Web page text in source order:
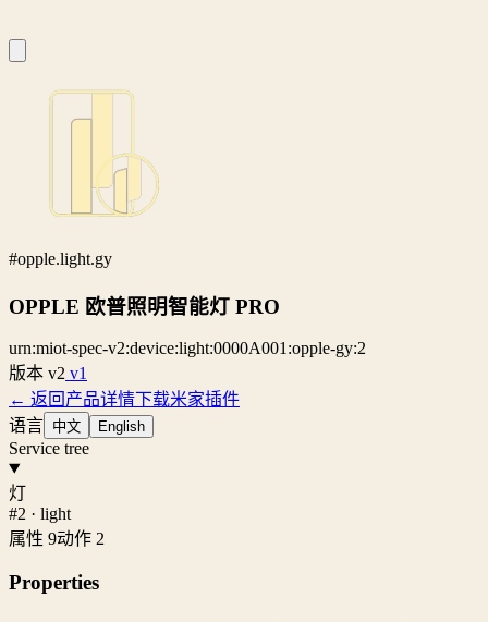
#opple.light.gy
OPPLE 欧普照明智能灯 PRO
urn:miot-spec-v2:device:light:0000A001:opple-gy:2
版本 v2 v1
← 返回产品详情下载米家插件
语言 中文 English
Service tree
灯
#2 · light
属性 9动作 2
Properties